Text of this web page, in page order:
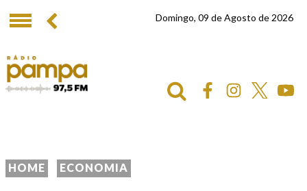
Domingo, 09 de Agosto de 2026
HOME ECONOMIA